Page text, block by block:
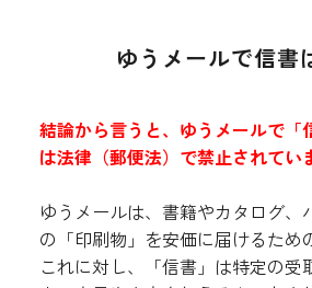
ゆうメールで信書
結論から言うと、ゆうメールで「
は法律（郵便法）で禁止されてい
ゆうメールは、書籍やカタログ、
の「印刷物」を安価に届けるため
これに対し、「信書」は特定の受